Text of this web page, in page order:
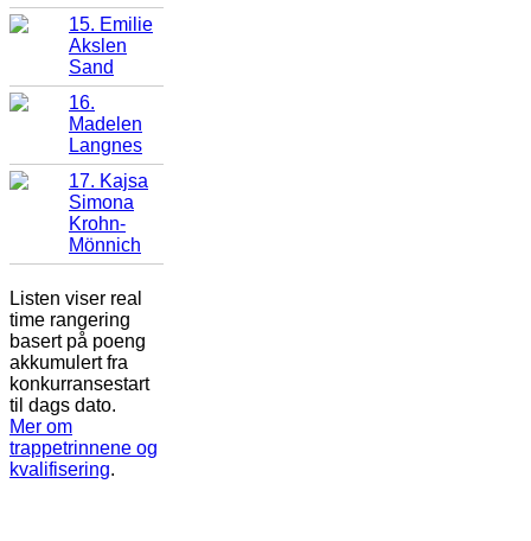
15. Emilie
Akslen
Sand
16.
Madelen
Langnes
17. Kajsa
Simona
Krohn-
Mönnich
Listen viser real
time rangering
basert på poeng
akkumulert fra
konkurransestart
til dags dato.
Mer om
trappetrinnene og
kvalifisering.